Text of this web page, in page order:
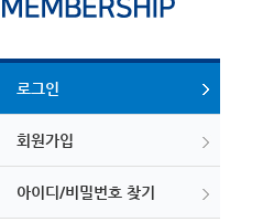
로그인
회원가입
아이디/비밀번호 찾기